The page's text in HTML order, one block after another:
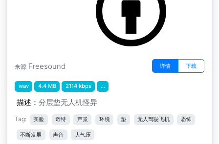
来源 Freesound 详情 下载
wav 4.4 MB 2114 kbps ...
描述： 分层垫无人机怪异
Tag: 实验 奇特 声景 环境 垫 无人驾驶飞机 恐怖
不断发展 声音 大气压